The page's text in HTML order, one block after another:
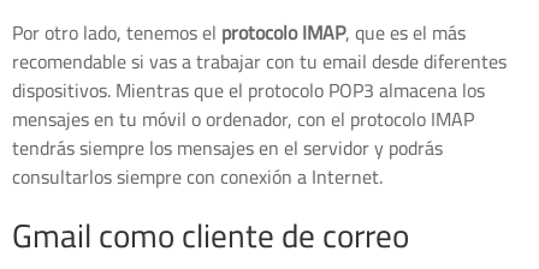
Por otro lado, tenemos el protocolo IMAP, que es el más
recomendable si vas a trabajar con tu email desde diferentes
dispositivos. Mientras que el protocolo POP3 almacena los
mensajes en tu móvil o ordenador, con el protocolo IMAP
tendrás siempre los mensajes en el servidor y podrás
consultarlos siempre con conexión a Internet.
Gmail como cliente de correo